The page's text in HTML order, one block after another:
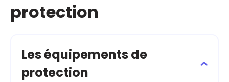
protection
Les équipements de
protection